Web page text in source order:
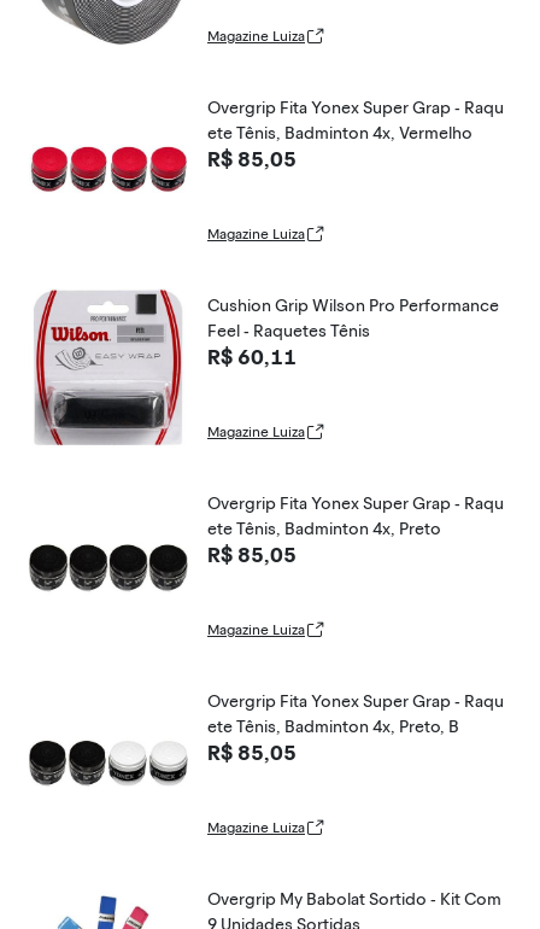
Magazine Luiza
Overgrip Fita Yonex Super Grap - Raqu
ete Tênis, Badminton 4x, Vermelho
R$ 85,05
Magazine Luiza
Cushion Grip Wilson Pro Performance
Feel - Raquetes Tênis
R$ 60,11
Magazine Luiza
Overgrip Fita Yonex Super Grap - Raqu
ete Tênis, Badminton 4x, Preto
R$ 85,05
Magazine Luiza
Overgrip Fita Yonex Super Grap - Raqu
ete Tênis, Badminton 4x, Preto, B
R$ 85,05
Magazine Luiza
Overgrip My Babolat Sortido - Kit Com
9 Unidades Sortidas